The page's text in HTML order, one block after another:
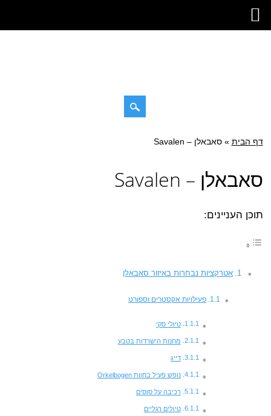
Main menu
Skip
דף הבית »סאבאלן – Savalen
סאבאלן – Savalen
תוכן העניינים:
אטרקציות נבחרות באיזור סאבאלן
פעילויות אקסטרים וספורט
טיולי סקי
מחנות הישרדות בטבע
דייג
נופש פעיל בחוות Orkelbogen
רכיבה על סוסים
טיולים רגליים